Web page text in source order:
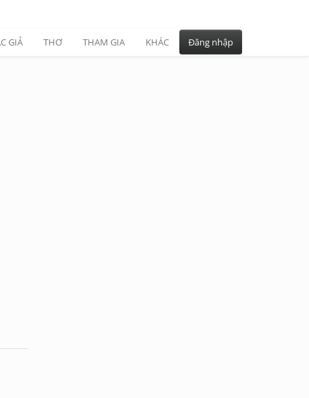
GIẢ THƠ THAM GIA KHÁC Đăng nhập